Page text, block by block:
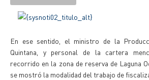
En ese sentido, el ministro de la
Quintana, y personal de la cartera
recorrido en la zona de reserva de Laguna
se mostró la modalidad del trabajo de